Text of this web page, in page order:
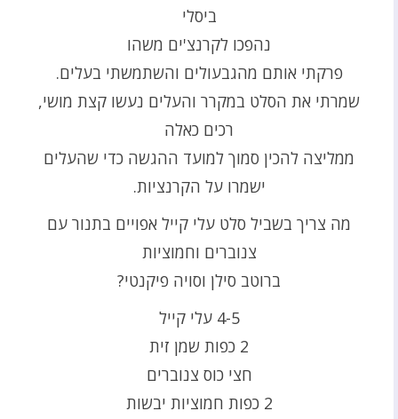
ביסלי
נהפכו לקרנצ'ים משהו
פרקתי אותם מהגבעולים והשתמשתי בעלים.
שמרתי את הסלט במקרר והעלים נעשו קצת מושי,
רכים כאלה
ממליצה להכין סמוך למועד ההגשה כדי שהעלים
ישמרו על הקרנציות.
מה צריך בשביל סלט עלי קייל אפויים בתנור עם
צנוברים וחמוציות
ברוטב סילן וסויה פיקנטי?
4-5 עלי קייל
2 כפות שמן זית
חצי כוס צנוברים
2 כפות חמוציות יבשות